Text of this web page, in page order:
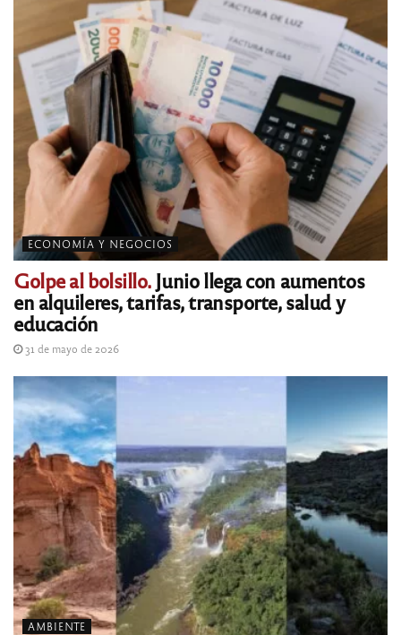
ECONOMÍA Y NEGOCIOS
Golpe al bolsillo.Junio llega con aumentos
en alquileres, tarifas, transporte, salud y
educación
31 de mayo de 2026
AMBIENTE